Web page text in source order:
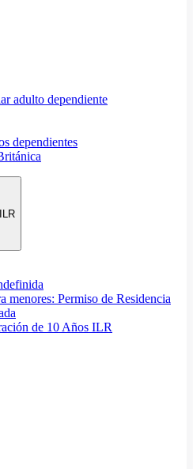
adulto dependiente
dependientes
menores: Permiso de Residencia
de 10 Años ILR